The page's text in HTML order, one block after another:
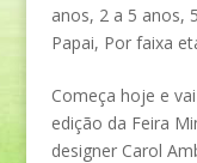
anos, 2 a 5 anos,
Papai, Por faixa
Começa hoje e
edição da Feira
designer Carol